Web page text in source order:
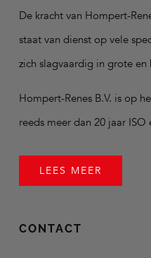
De kracht van Hompert-
staat van dienst op vele
zich slagvaardig in grote en
Hompert-Renes B.V. is op
reeds meer dan 20 jaar
LEES MEER
CONTACT